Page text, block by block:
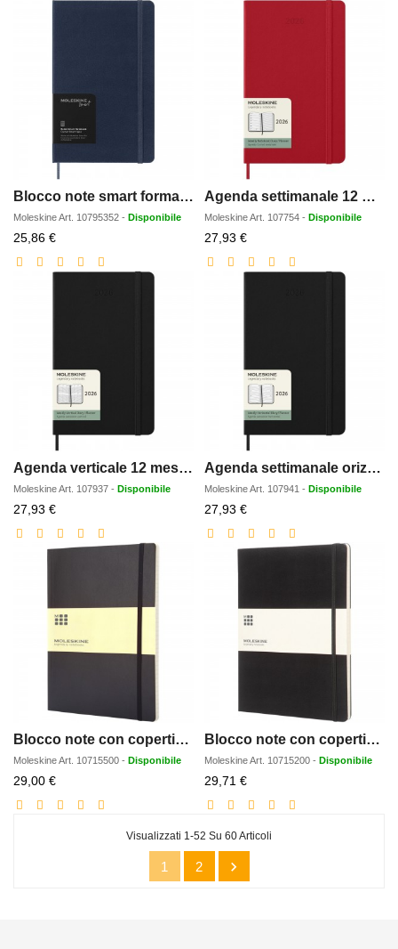
Blocco note smart formato L - a righe Moleskine
MoleskineArt. 10795352 - Disponibile
25,86 €Prezzo
scontato
Agenda settimanale 12 mesi formato L con copertina rigida Moleskine
MoleskineArt. 107754 - Disponibile
27,93 €Prezzo
scontato
Agenda verticale 12 mesi formato L con copertina rigida Moleskine
MoleskineArt. 107937 - Disponibile
27,93 €Prezzo
scontato
Agenda settimanale orizzontale 12 mesi formato L con copertina rigida Moleskine
MoleskineArt. 107941 - Disponibile
27,93 €Prezzo
scontato
Blocco note con copertina morbida - a righe Moleskine Classic XL
MoleskineArt. 10715500 - Disponibile
29,00 €Prezzo
scontato
Blocco note con copertina rigida - a righe Moleskine Classic XL
MoleskineArt. 10715200 - Disponibile
29,71 €Prezzo
scontato
Visualizzati 1-52 Su 60 Articoli
1 2 